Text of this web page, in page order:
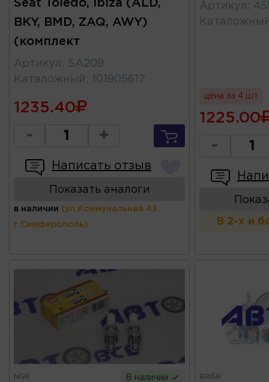
Seat Toledo, Ibiza (ALD,
BKY, BMD, ZAQ, AWY)
(комплект
Артикул : SA209
Каталожный : 101905617
1235.40
- +
Написать отзыв
Показать аналоги
в наличии (ул.Коммунальная 43,
г.Симферополь)
Артикул :
цена за 4 шт
1225.00
-
В 2-х и
NGK В наличии BRISK